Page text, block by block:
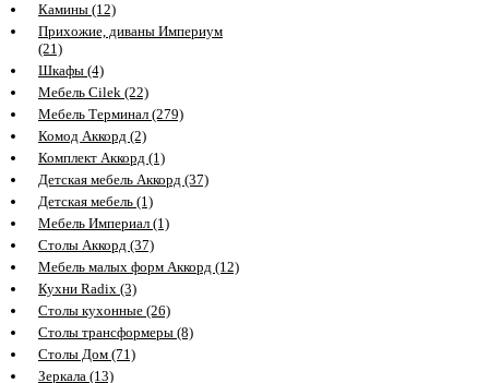
Камины (12)
Прихожие, диваны Империум
(21)
Шкафы (4)
Мебель Cilek (22)
Мебель Терминал (279)
Комод Аккорд (2)
Комплект Аккорд (1)
Детская мебель Аккорд (37)
Детская мебель (1)
Мебель Империал (1)
Столы Аккорд (37)
Мебель малых форм Аккорд (12)
Кухни Radix (3)
Столы кухонные (26)
Столы трансформеры (8)
Столы Дом (71)
Зеркала (13)